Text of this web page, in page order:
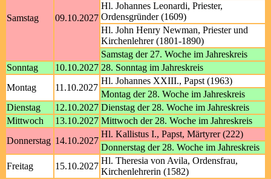
Samstag 09.10.2027
Hl. Johannes Leonardi, Priester,
Ordensgründer (1609)
Hl. John Henry Newman, Priester und
Kirchenlehrer (1801-1890)
Samstag der 27. Woche im Jahreskreis
Sonntag
10.10.2027 28. Sonntag im Jahreskreis
Montag
11.10.2027
Hl. Johannes XXIII., Papst (1963)
Montag der 28. Woche im Jahreskreis
Dienstag
12.10.2027 Dienstag der 28. Woche im Jahreskreis
Mittwoch
13.10.2027 Mittwoch der 28. Woche im Jahreskreis
Donnerstag 14.10.2027
Hl. Kallistus I., Papst, Märtyrer (222)
Donnerstag der 28. Woche im Jahreskreis
Freitag
15.10.2027
Hl. Theresia von Avila, Ordensfrau,
Kirchenlehrerin (1582)